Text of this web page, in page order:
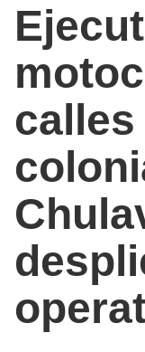
calles